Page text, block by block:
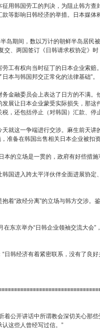
用韩国劳工的判决，为阻止韩方查
等影响日韩经济的举措。日本媒体
岛期间，数以万计的朝鲜半岛居民
交、两国签订《日韩请求权协定》
工有权向当时征丁的日本企业索赔
本与韩国邦交正常化的法律基础”。
金融委员会上表达了日方的不满。
展让日本企业蒙受实际损失，那这
，还包括停止（对韩国）汇款、停
就这一争端进行交涉。麻生前天讲
准备在韩国出售相关日本企业被扣
本的立场是一贯的，政府有好些措施
国进入跨太平洋伙伴全面进展协定
着“政经分离”的立场与韩方交涉。
在东京举办“日韩企业领袖交流大会
日韩经济有着紧密联系，没有了良
着公开讲话中所谓教会深切关心那
这些人曾经写过信。”